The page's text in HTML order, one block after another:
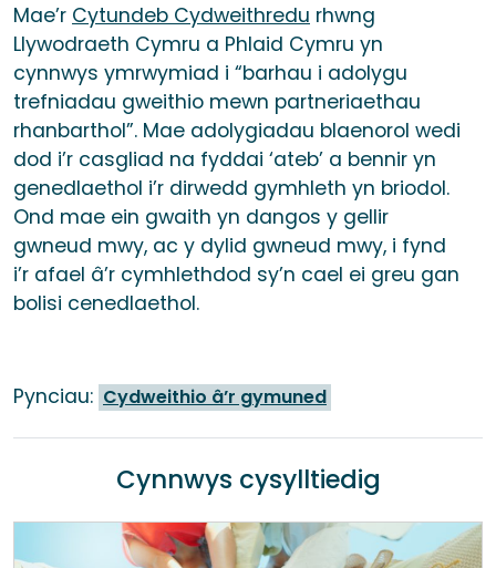
Mae’r Cytundeb Cydweithredu rhwng
Llywodraeth Cymru a Phlaid Cymru yn
cynnwys ymrwymiad i “barhau i adolygu
trefniadau gweithio mewn partneriaethau
rhanbarthol”. Mae adolygiadau blaenorol wedi
dod i’r casgliad na fyddai ‘ateb’ a bennir yn
genedlaethol i’r dirwedd gymhleth yn briodol.
Ond mae ein gwaith yn dangos y gellir
gwneud mwy, ac y dylid gwneud mwy, i fynd
i’r afael â’r cymhlethdod sy’n cael ei greu gan
bolisi cenedlaethol.
Pynciau: Cydweithio â’r gymuned
Cynnwys cysylltiedig